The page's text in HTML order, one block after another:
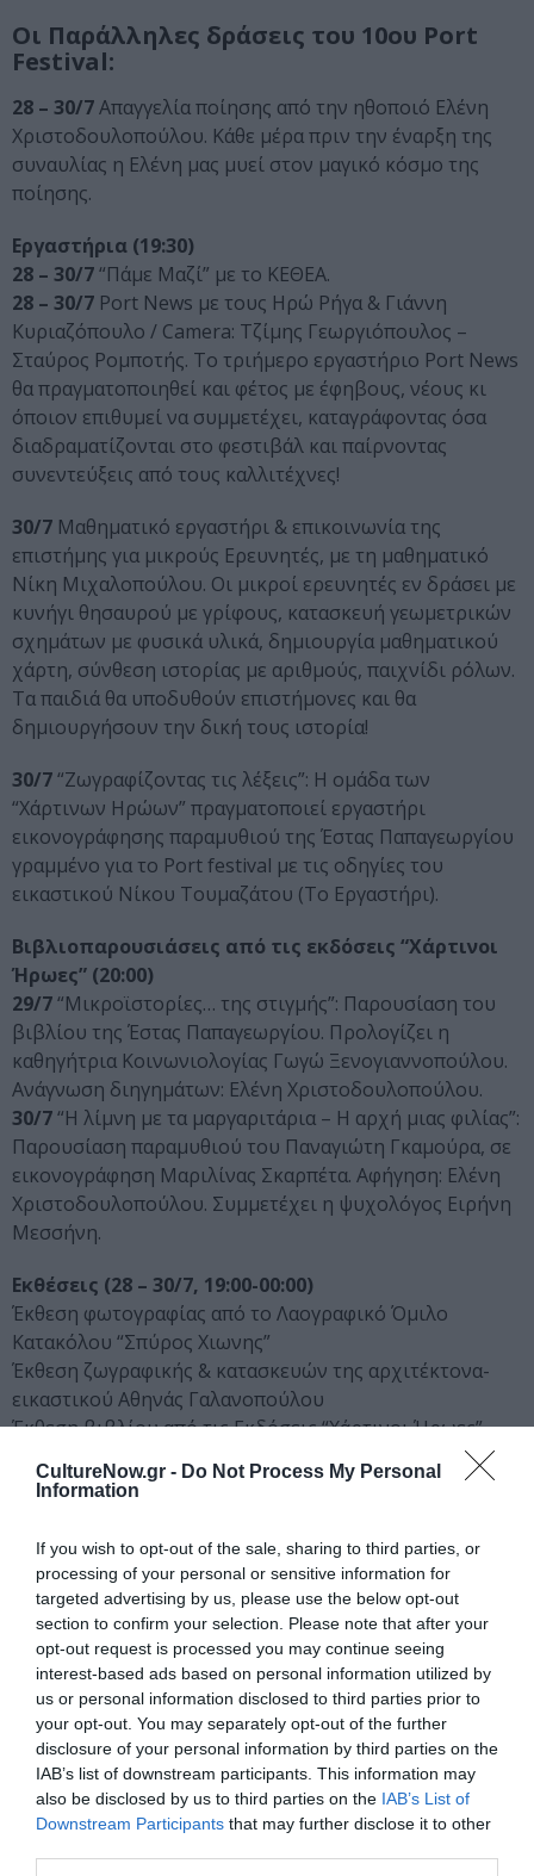
CultureNow.gr - Do Not Process My Personal
Information
If you wish to opt-out of the sale, sharing to third parties, or
processing of your personal or sensitive information for
targeted advertising by us, please use the below opt-out
section to confirm your selection. Please note that after your
opt-out request is processed you may continue seeing
interest-based ads based on personal information utilized by
us or personal information disclosed to third parties prior to
your opt-out. You may separately opt-out of the further
disclosure of your personal information by third parties on the
IAB’s list of downstream participants. This information may
also be disclosed by us to third parties on the IAB’s List of
Downstream Participants that may further disclose it to other
Οι Παράλληλες δράσεις του 10ου Port
Festival:
28 – 30/7Απαγγελία ποίησης από την ηθοποιό Ελένη
Χριστοδουλοπούλου. Κάθε μέρα πριν την έναρξη της
συναυλίας η Ελένη μας μυεί στον μαγικό κόσμο της
ποίησης.
Εργαστήρια (19:30)
28 – 30/7“Πάμε Μαζί” με το ΚΕΘΕΑ.
28 – 30/7 Port News με τους Ηρώ Ρήγα & Γιάννη
Κυριαζόπουλο / Camera: Τζίμης Γεωργιόπουλος –
Σταύρος Ρομποτής. To τριήμερο εργαστήριο Port News
θα πραγματοποιηθεί και φέτος με έφηβους, νέους κι
όποιον επιθυμεί να συμμετέχει, καταγράφοντας όσα
διαδραματίζονται στο φεστιβάλ και παίρνοντας
συνεντεύξεις από τους καλλιτέχνες!
30/7 Μαθηματικό εργαστήρι & επικοινωνία της
επιστήμης για μικρούς Ερευνητές, με τη μαθηματικό
Νίκη Μιχαλοπούλου. Οι μικροί ερευνητές εν δράσει με
κυνήγι θησαυρού με γρίφους, κατασκευή γεωμετρικών
σχημάτων με φυσικά υλικά, δημιουργία μαθηματικού
χάρτη, σύνθεση ιστορίας με αριθμούς, παιχνίδι ρόλων.
Τα παιδιά θα υποδυθούν επιστήμονες και θα
δημιουργήσουν την δική τους ιστορία!
30/7“Ζωγραφίζοντας τις λέξεις”: Η ομάδα των
“Χάρτινων Ηρώων” πραγματοποιεί εργαστήρι
εικονογράφησης παραμυθιού της Έστας Παπαγεωργίου
γραμμένο για το Port festival με τις οδηγίες του
εικαστικού Νίκου Τουμαζάτου (Το Εργαστήρι).
Βιβλιοπαρουσιάσεις από τις εκδόσεις “Χάρτινοι
Ήρωες” (20:00)
29/7“Μικροϊστορίες… της στιγμής”: Παρουσίαση του
βιβλίου της Έστας Παπαγεωργίου. Προλογίζει η
καθηγήτρια Κοινωνιολογίας Γωγώ Ξενογιαννοπούλου.
Ανάγνωση διηγημάτων: Ελένη Χριστοδουλοπούλου.
30/7“Η λίμνη με τα μαργαριτάρια – Η αρχή μιας φιλίας”:
Παρουσίαση παραμυθιού του Παναγιώτη Γκαμούρα, σε
εικονογράφηση Μαριλίνας Σκαρπέτα. Αφήγηση: Ελένη
Χριστοδουλοπούλου. Συμμετέχει η ψυχολόγος Ειρήνη
Μεσσήνη.
Εκθέσεις (28 – 30/7, 19:00-00:00)
Έκθεση φωτογραφίας από το Λαογραφικό Όμιλο
Κατακόλου “Σπύρος Χιωνης”
Έκθεση ζωγραφικής & κατασκευών της αρχιτέκτονα-
εικαστικού Αθηνάς Γαλανοπούλου
Έκθεση βιβλίου από τις Εκδόσεις “Χάρτινοι Ήρωες”
Bazaar χειροποίητων δημιουργιών & κατασκευών
και το πολιτιστικού σωματείο Collectiva Artenativa και
πραγματοποιείται με την υποστήριξη των: Περιφέρεια
Δυτικής Ελλάδας, Δήμος Πύργου, ΔΟΠΠ, Δημοτικό Λιμενικό
Ταμείο Πύργου και Εμπορικός Σύλλογος Κατακόλου Η
Αλληλεγγύη.
Διαβάστε επίσης:
10ο Port Festival: Το πιο δροσερό μεθυστικό μουσικό
κοκτέιλ!